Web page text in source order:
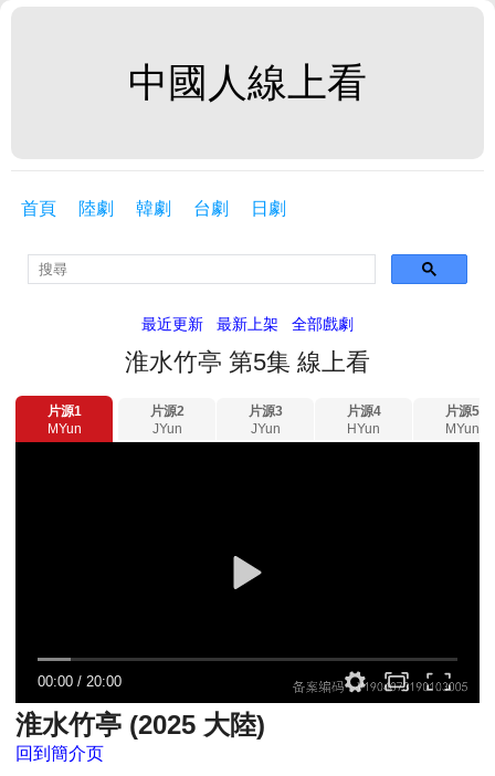
中國人線上看
首頁 陸劇 韓劇 台劇 日劇
最近更新 最新上架 全部戲劇
淮水竹亭 第5集 線上看
片源1
MYun
片源2
JYun
片源3
JYun
片源4
HYun
片源5
MYun
00:00 / 20:00
淮水竹亭 (2025 大陸)
回到簡介页